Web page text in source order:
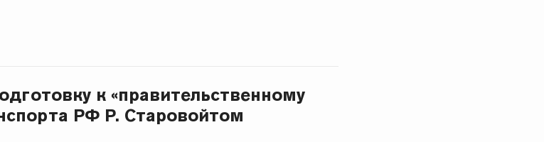
к «правительственному
РФ Р. Старовойтом